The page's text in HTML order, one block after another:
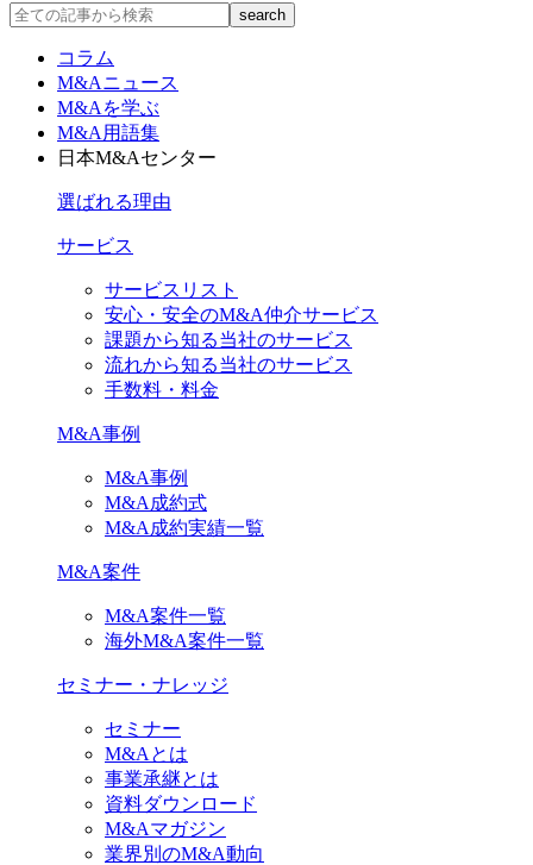
コラム
M&Aニュース
M&Aを学ぶ
M&A用語集
日本M&Aセンター
選ばれる理由
サービス
サービスリスト
安心・安全のM&A仲介サービス
課題から知る当社のサービス
流れから知る当社のサービス
手数料・料金
M&A事例
M&A事例
M&A成約式
M&A成約実績一覧
M&A案件
M&A案件一覧
海外M&A案件一覧
セミナー・ナレッジ
セミナー
M&Aとは
事業承継とは
資料ダウンロード
M&Aマガジン
業界別のM&A動向